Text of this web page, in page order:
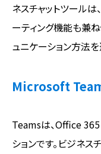
ネスチャットツールは
ーティング機能も兼
ュニケーション方法を
Microsoft
Teamsは、Office
ションです。ビジネス